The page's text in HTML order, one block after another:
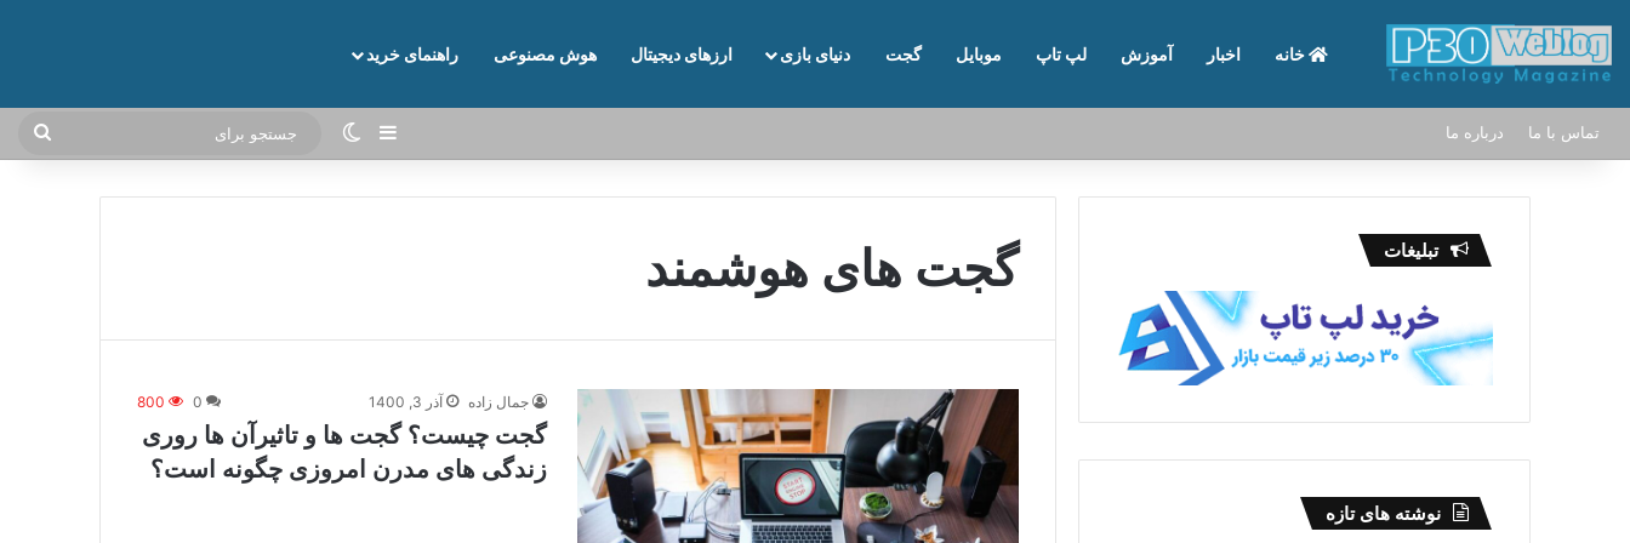
خانه اخبار آموزش لپ تاپ موبایل گجت دنیای بازی ارزهای دیجیتال هوش مصنوعی راهنمای خرید
تماس با ما درباره ما نوارکناریتغییر پوسته
گجت های هوشمند
جمال زاده آذر 3, 1400 0
800
گجت چیست؟ گجت ها و تاثیرآن ها روری
زندگی های مدرن امروزی چگونه است؟
تبلیغات
نوشته های تازه